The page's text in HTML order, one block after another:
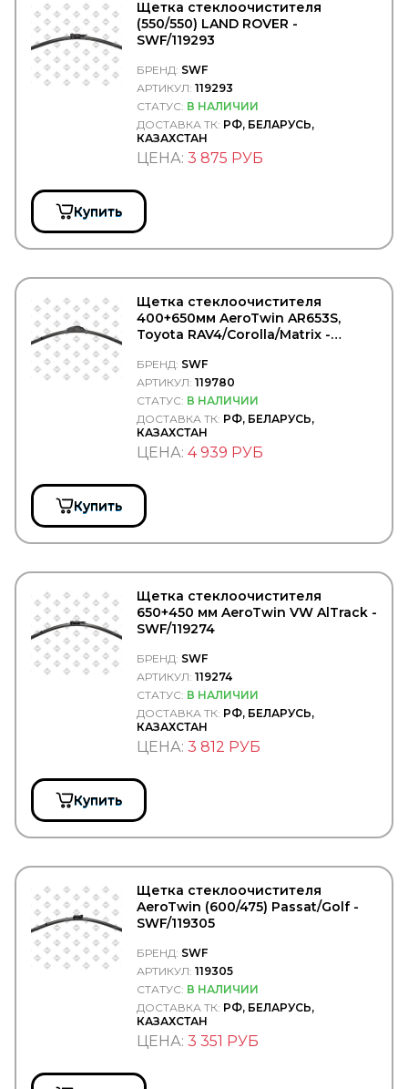
TEBOIL
Technische Trumpf (НПО Химсинтез)
TECHNO BRAKE
TEMPLIN
TERMAL
TERMOTEC
TIMKEN
TIPTOPOL
TITAN
TITANX
TOPCOVER
TORK
TOTAL
TOYO
TOYOTA
TRAILERLINE
TRIALLI
TruckExpert
TRUCKPLAST
TRUCKTEC
TRUCKTECHNIC
TRYGG
TSADIA
TSN
TSP
TTT
TYC
UNITED MOTORS
VADEN
VAG (AUDI, VW, SKODA)
VAICO
VARTA
VDO
VERIGA
VERNET-CALORSTAT
VIBRACOUSTIC
VICTOR REINZ
VOLKSWAGEN
Щетка стеклоочистителя
(550/550) LAND ROVER -
SWF/119293
БРЕНД: SWF
АРТИКУЛ: 119293
СТАТУС: В НАЛИЧИИ
ДОСТАВКА ТК: РФ, БЕЛАРУСЬ,
КАЗАХСТАН
ЦЕНА: 3 875 РУБ
Купить
Щетка стеклоочистителя
400+650мм AeroTwin AR653S,
Toyota RAV4/Corolla/Matrix -
БРЕНД: SWF
АРТИКУЛ: 119780
СТАТУС: В НАЛИЧИИ
ДОСТАВКА ТК: РФ, БЕЛАРУСЬ,
КАЗАХСТАН
ЦЕНА: 4 939 РУБ
Купить
Щетка стеклоочистителя
650+450 мм AeroTwin VW AlTrack -
SWF/119274
БРЕНД: SWF
АРТИКУЛ: 119274
СТАТУС: В НАЛИЧИИ
ДОСТАВКА ТК: РФ, БЕЛАРУСЬ,
КАЗАХСТАН
ЦЕНА: 3 812 РУБ
Купить
Щетка стеклоочистителя
AeroTwin (600/475) Passat/Golf -
SWF/119305
БРЕНД: SWF
АРТИКУЛ: 119305
СТАТУС: В НАЛИЧИИ
ДОСТАВКА ТК: РФ, БЕЛАРУСЬ,
КАЗАХСТАН
ЦЕНА: 3 351 РУБ